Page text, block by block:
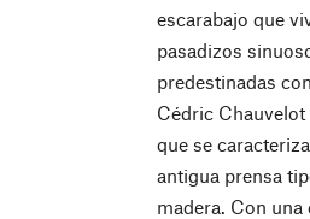
escarabajo que
pasadizos
predestinadas
Cédric
que se
antigua prensa
madera. Con